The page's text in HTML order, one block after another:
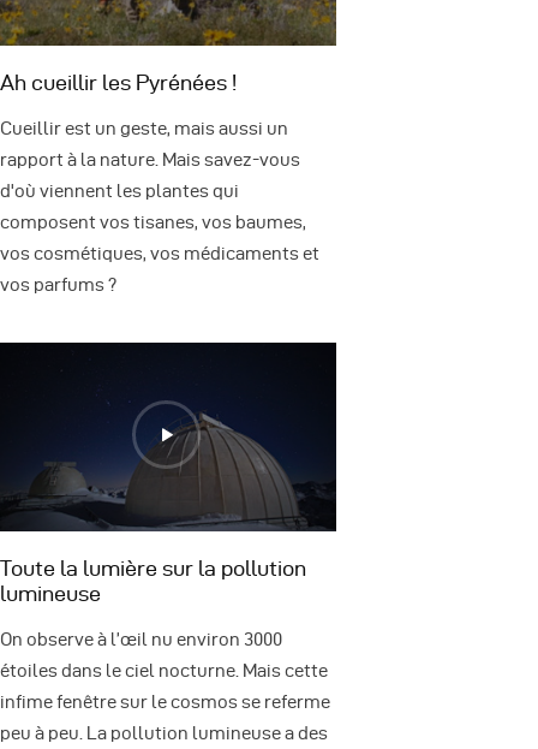
Ah cueillir les Pyrénées !
Cueillir est un geste, mais aussi un
rapport à la nature. Mais savez-vous
d'où viennent les plantes qui
composent vos tisanes, vos baumes,
vos cosmétiques, vos médicaments et
vos parfums ?
Toute la lumière sur la pollution
lumineuse
On observe à l’œil nu environ 3000
étoiles dans le ciel nocturne. Mais cette
infime fenêtre sur le cosmos se referme
peu à peu. La pollution lumineuse a des